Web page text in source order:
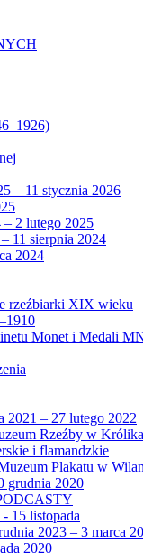
– 11 stycznia 2026
– 2 lutego 2025
11 sierpnia 2024
2024
rzeźbiarki XIX wieku
Monet i Medali
2021 – 27 lutego 2022
Rzeźby w
i flamandzkie
Plakatu w
grudnia 2020
15 listopada
2023 – 3 marca
2020